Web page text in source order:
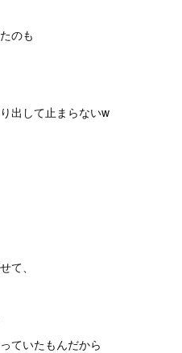
のも
出して止まらないw
て、
ていたもんだから